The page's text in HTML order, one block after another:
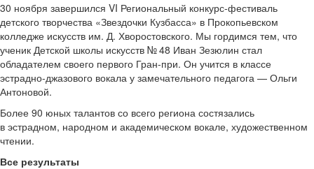
30 ноября завершился VI Региональный конкурс-фестиваль
детского творчества «Звездочки Кузбасса» в Прокопьевском
колледже искусств им. Д. Хворостовского. Мы гордимся тем, что
ученик Детской школы искусств № 48 Иван Зезюлин стал
обладателем своего первого Гран-при. Он учится в классе
эстрадно-джазового вокала у замечательного педагога — Ольги
Антоновой.
Более 90 юных талантов со всего региона состязались
в эстрадном, народном и академическом вокале, художественном
чтении.
Все результаты